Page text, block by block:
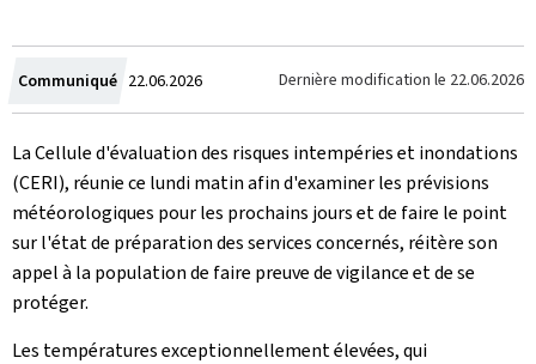
Communiqué Crée
le
22.06.2026 Dernière modification le 22.06.2026
La Cellule d'évaluation des risques intempéries et inondations
(CERI), réunie ce lundi matin afin d'examiner les prévisions
météorologiques pour les prochains jours et de faire le point
sur l'état de préparation des services concernés, réitère son
appel à la population de faire preuve de vigilance et de se
protéger.
Les températures exceptionnellement élevées, qui